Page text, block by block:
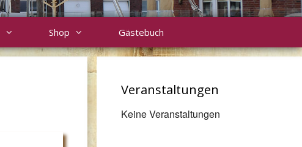
Shop Gästebuch
Veranstaltungen
Keine Veranstaltungen